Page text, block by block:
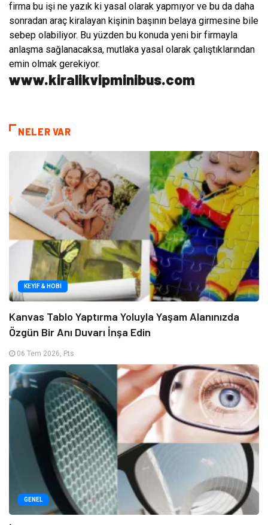
firma bu işi ne yazık ki yasal olarak yapmıyor ve bu da daha
sonradan araç kiralayan kişinin başının belaya girmesine bile
sebep olabiliyor. Bu yüzden bu konuda yeni bir firmayla
anlaşma sağlanacaksa, mutlaka yasal olarak çalıştıklarından
emin olmak gerekiyor.
www.kiralikvipminibus.com
NELER VAR
KEYIF & HOBI
Kanvas Tablo Yaptırma Yoluyla Yaşam Alanınızda
Özgün Bir Anı Duvarı İnşa Edin
06 Tem 2026, Pts
GENEL